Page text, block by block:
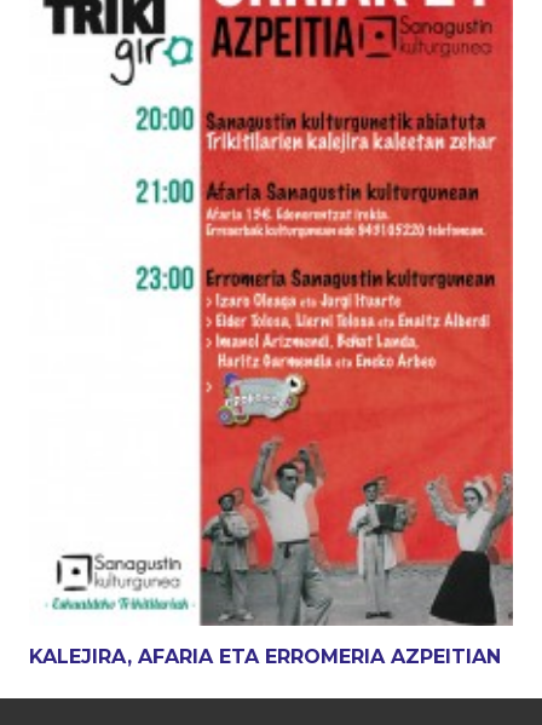
KALEJIRA, AFARIA ETA ERROMERIA AZPEITIAN